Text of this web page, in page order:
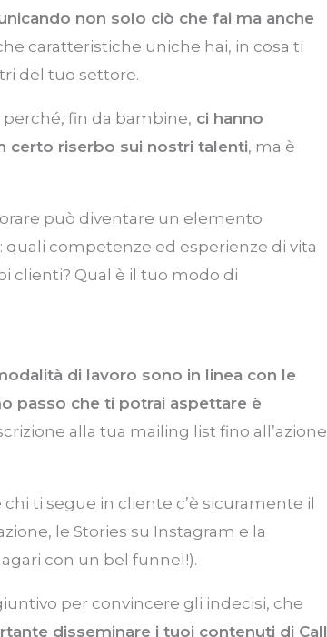
non solo ciò che fai ma anche
caratteristiche uniche hai, in cosa ti
del tuo settore.
perché, fin da bambine, ci hanno
certo riserbo sui nostri talenti, ma è
può diventare un elemento
competenze ed esperienze di vita
clienti? Qual è il tuo modo di
di lavoro sono in linea con le
passo che ti potrai aspettare è
alla tua mailing list fino all’azione
ti segue in cliente c’è sicuramente il
le Stories su Instagram e la
con un bel funnel!).
per convincere gli indecisi, che
disseminare i tuoi contenuti di Call